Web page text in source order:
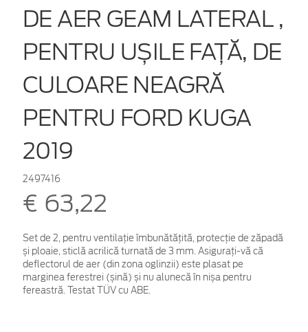
DE AER GEAM LATERAL ,
PENTRU UȘILE FAȚĂ, DE
CULOARE NEAGRĂ
PENTRU FORD KUGA
2019
2497416
€ 63,22
Set de 2, pentru ventilație îmbunătățită, protecție de zăpadă
și ploaie, sticlă acrilică turnată de 3 mm. Asigurați-vă că
deflectorul de aer (din zona oglinzii) este plasat pe
marginea ferestrei (șină) și nu alunecă în nișa pentru
fereastră. Testat TÜV cu ABE.